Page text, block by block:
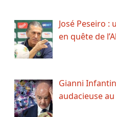
José Peseiro
en quête de
Gianni
audacieuse